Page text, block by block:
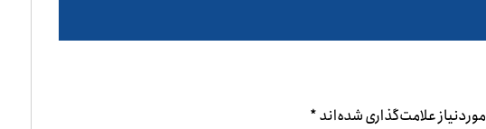
علامت‌گذاری شده‌اند*